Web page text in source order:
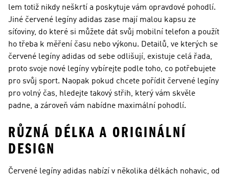
lem totiž nikdy neškrtí a poskytuje vám opravdové pohodlí.
Jiné červené legíny adidas zase mají malou kapsu ze
síťoviny, do které si můžete dát svůj mobilní telefon a použít
ho třeba k měření času nebo výkonu. Detailů, ve kterých se
červené legíny adidas od sebe odlišují, existuje celá řada,
proto svoje nové legíny vybírejte podle toho, co potřebujete
pro svůj sport. Naopak pokud chcete pořídit červené legíny
pro volný čas, hledejte takový střih, který vám skvěle
padne, a zároveň vám nabídne maximální pohodlí.
RŮZNÁ DÉLKA A ORIGINÁLNÍ
DESIGN
Červené legíny adidas nabízí v několika délkách nohavic, od